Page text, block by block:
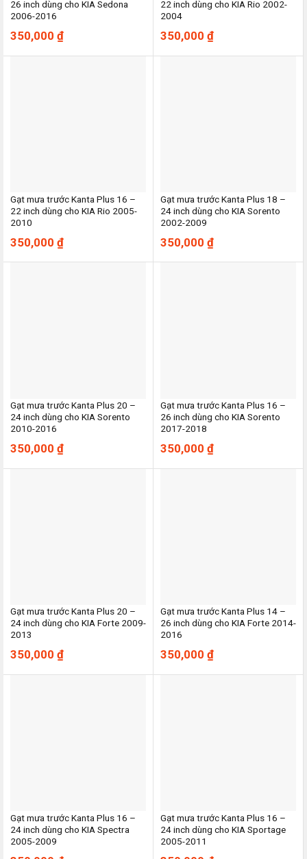
26 inch dùng cho KIA Sedona
2006-2016
350,000 ₫
22 inch dùng cho KIA Rio 2002-
2004
350,000 ₫
Gạt mưa trước Kanta Plus 16 –
22 inch dùng cho KIA Rio 2005-
2010
350,000 ₫
Gạt mưa trước Kanta Plus 18 –
24 inch dùng cho KIA Sorento
2002-2009
350,000 ₫
Gạt mưa trước Kanta Plus 20 –
24 inch dùng cho KIA Sorento
2010-2016
350,000 ₫
Gạt mưa trước Kanta Plus 16 –
26 inch dùng cho KIA Sorento
2017-2018
350,000 ₫
Gạt mưa trước Kanta Plus 20 –
24 inch dùng cho KIA Forte 2009-
2013
350,000 ₫
Gạt mưa trước Kanta Plus 14 –
26 inch dùng cho KIA Forte 2014-
2016
350,000 ₫
Gạt mưa trước Kanta Plus 16 –
24 inch dùng cho KIA Spectra
2005-2009
Gạt mưa trước Kanta Plus 16 –
24 inch dùng cho KIA Sportage
2005-2011